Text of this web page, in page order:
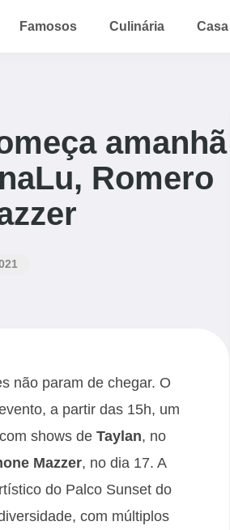
Famosos Culinária
amanhã
Romero
não param de chegar. O
a partir das 15h, um
shows de Taylan, no
Mazzer, no dia 17. A
do Palco Sunset do
com múltiplos